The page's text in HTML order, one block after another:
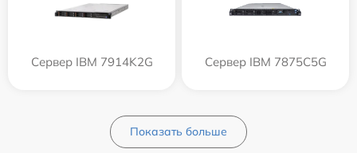
Сервер IBM 7914K2G Сервер IBM 7875C5G
Показать больше